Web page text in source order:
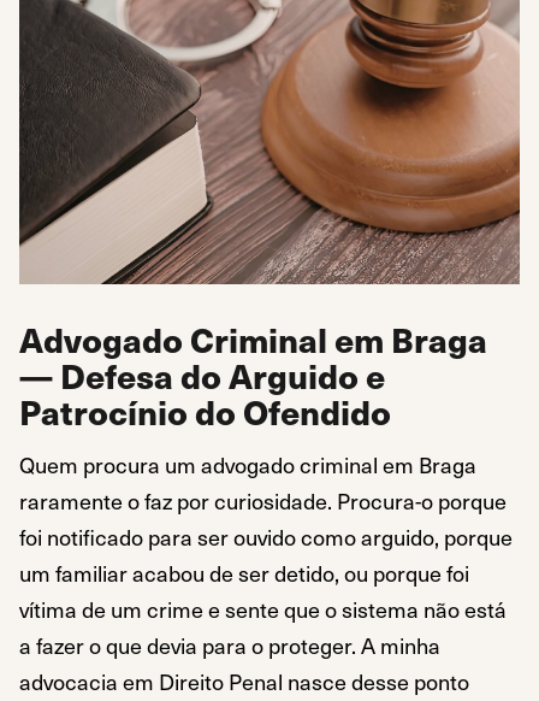
Advogado Criminal em Braga
— Defesa do Arguido e
Patrocínio do Ofendido
Quem procura um advogado criminal em Braga
raramente o faz por curiosidade. Procura-o porque
foi notificado para ser ouvido como arguido, porque
um familiar acabou de ser detido, ou porque foi
vítima de um crime e sente que o sistema não está
a fazer o que devia para o proteger. A minha
advocacia em Direito Penal nasce desse ponto